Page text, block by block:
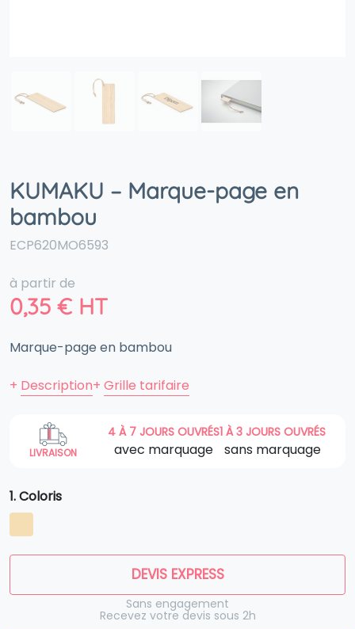
KUMAKU – Marque-page en
bambou
ECP620MO6593
à partir de
0,35 € HT
Marque-page en bambou
+ Description+ Grille tarifaire
LIVRAISON
4 À 7 JOURS OUVRÉS
avec marquage
1 À 3 JOURS OUVRÉS
sans marquage
1. Coloris
DEVIS EXPRESS
Sans engagement
Recevez votre devis sous 2h